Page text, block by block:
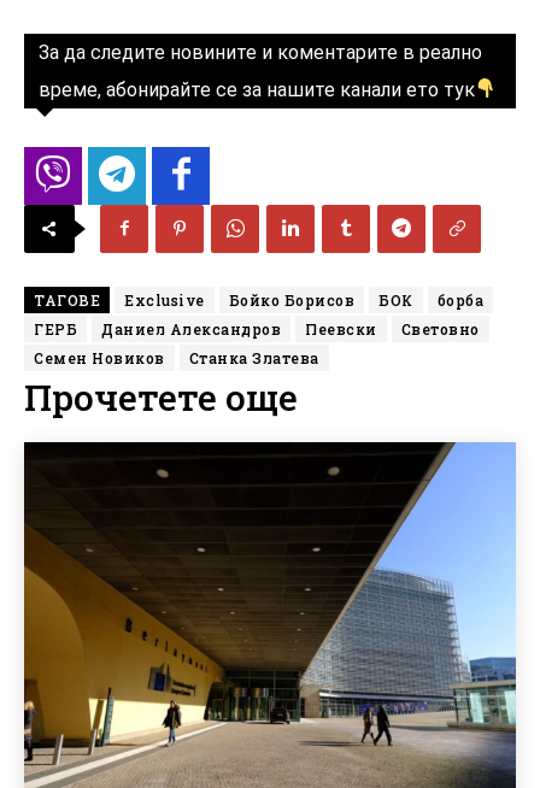
За да следите новините и коментарите в реално
време, абонирайте се за нашите канали ето тук
ТАГОВЕ Exclusive Бойко Борисов БОК
борба
ГЕРБ
Даниел Александров Пеевски
Световно
Семен Новиков
Станка Златева
Прочетете още